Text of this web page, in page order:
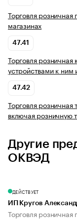
Торговля
магазинах
47.41
Торговля
устройствами к
47.42
Торговля
включая
Другие
ОКВЭД
ДЕЙСТВУЕТ
ИП Кругов
Торговля розничная